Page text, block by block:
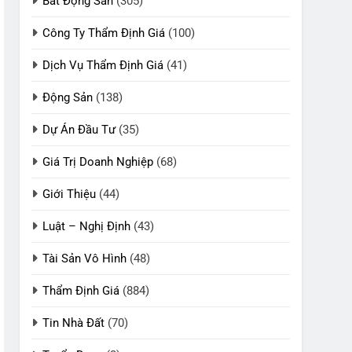
Công Ty Thẩm Định Giá (100)
Dịch Vụ Thẩm Định Giá (41)
Động Sản (138)
Dự Án Đầu Tư(35)
Giá Trị Doanh Nghiệp (68)
Giới Thiệu (44)
Luật – Nghị Định (43)
Tài Sản Vô Hình (48)
Thẩm Định Giá (884)
Tin Nhà Đất (70)